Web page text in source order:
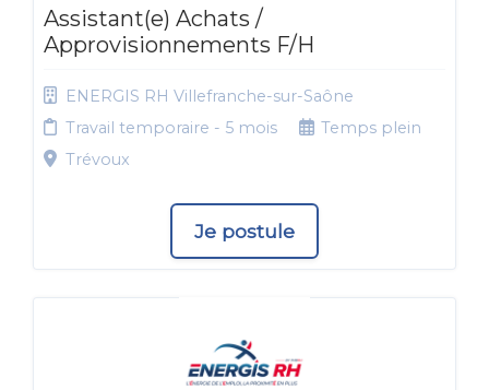
Assistant(e) Achats /
Approvisionnements F/H
ENERGIS RH Villefranche-sur-Saône
Travail temporaire - 5 mois
Temps plein
Trévoux
Je postule